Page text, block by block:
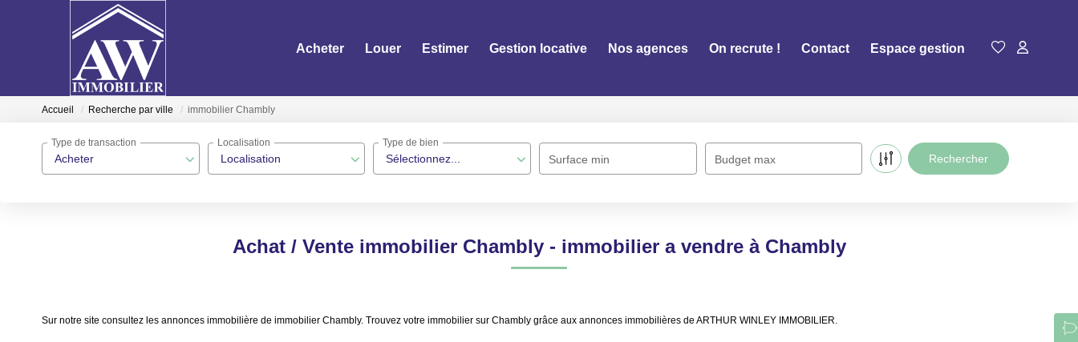
Acheter Louer Estimer Gestion locative Nos agences On recrute ! Contact Espace gestion
Accueil Recherche par ville immobilier Chambly
Acheter
Type de transaction
Localisation
Localisation
Sélectionnez...
Type de bien
Surface min Budget max
Achat / Vente immobilier Chambly - immobilier a vendre à Chambly
Sur notre site consultez les annonces immobilière de immobilier Chambly. Trouvez votre immobilier sur Chambly grâce aux annonces immobilières de ARTHUR WINLEY IMMOBILIER.